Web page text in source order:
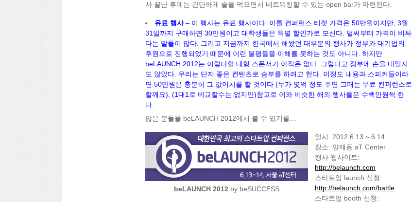
사 끝난 후에는 간단하게 술을 먹으면서 네트워킹할 수 있는 open bar가 마련된다.
유료 행사– 이 행사는 유료 행사이다. 이틀 컨퍼런스 티켓 가격은 50만원이지만, 3월
31일까지 구매하면 30만원이고 대학생들은 특별 할인가로 모신다. 벌써부터 가격이 비싸
다는 말들이 많다. 그리고 지금까지 한국에서 해왔던 대부분의 행사가 정부와 대기업의
후원으로 진행되었기 때문에 이런 불평들을 이해를 못하는 것도 아니다. 하지만
beLAUNCH 2012는 이렇다할 대형 스폰서가 아직은 없다. 그렇다고 정부에 손을 내밀지
도 않았다. 우리는 단지 좋은 컨텐츠로 승부를 하려고 한다. 이정도 내용과 스피커들이라
면 50만원은 충분히 그 값어치를 할 것이다 (누가 몇억 정도 주면 그때는 무료 컨퍼런스로
할께요). (1대1로 비교할수는 없지만)참고로 이와 비슷한 해외 행사들은 수백만원씩 한
다.
많은 분들을 beLAUNCH 2012에서 볼 수 있기를…
beLAUNCH 2012 by beSUCCESS
일시: 2012.6.13 ~ 6.14
장소: 양재동 aT Center
행사 웹사이트:
http://belaunch.com
스타트업 launch 신청:
http://belaunch.com/battle
스타트업 booth 신청: